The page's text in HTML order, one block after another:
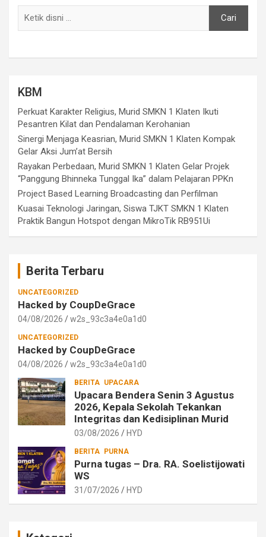
Cari
KBM
Perkuat Karakter Religius, Murid SMKN 1 Klaten Ikuti
Pesantren Kilat dan Pendalaman Kerohanian
Sinergi Menjaga Keasrian, Murid SMKN 1 Klaten Kompak
Gelar Aksi Jum’at Bersih
Rayakan Perbedaan, Murid SMKN 1 Klaten Gelar Projek
“Panggung Bhinneka Tunggal Ika” dalam Pelajaran PPKn
Project Based Learning Broadcasting dan Perfilman
Kuasai Teknologi Jaringan, Siswa TJKT SMKN 1 Klaten
Praktik Bangun Hotspot dengan MikroTik RB951Ui
Berita Terbaru
UNCATEGORIZED
Hacked by CoupDeGrace
04/08/2026 w2s_93c3a4e0a1d0
UNCATEGORIZED
Hacked by CoupDeGrace
04/08/2026 w2s_93c3a4e0a1d0
BERITA UPACARA
Upacara Bendera Senin 3 Agustus
2026, Kepala Sekolah Tekankan
Integritas dan Kedisiplinan Murid
03/08/2026 HYD
BERITA PURNA
Purna tugas – Dra. RA. Soelistijowati
WS
31/07/2026 HYD